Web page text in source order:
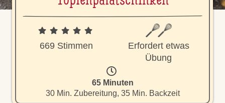
669 Stimmen
Erfordert etwas
Übung
65 Minuten
30 Min. Zubereitung, 35 Min. Backzeit